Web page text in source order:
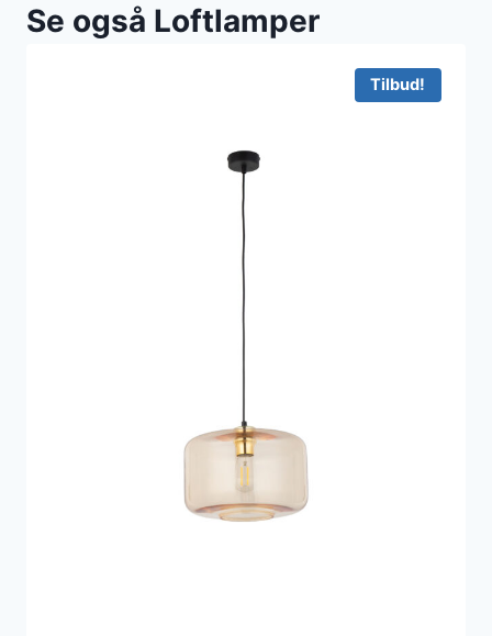
Se også Loftlamper
Tilbud!